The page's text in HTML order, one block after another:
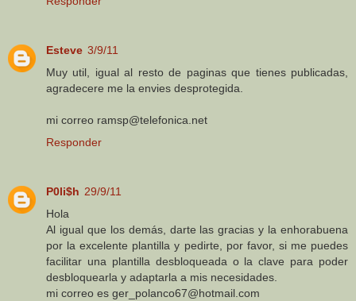
Esteve 3/9/11
Muy util, igual al resto de paginas que tienes publicadas,
agradecere me la envies desprotegida.
mi correo ramsp@telefonica.net
Responder
P0li$h 29/9/11
Hola
Al igual que los demás, darte las gracias y la enhorabuena
por la excelente plantilla y pedirte, por favor, si me puedes
facilitar una plantilla desbloqueada o la clave para poder
desbloquearla y adaptarla a mis necesidades.
mi correo es ger_polanco67@hotmail.com